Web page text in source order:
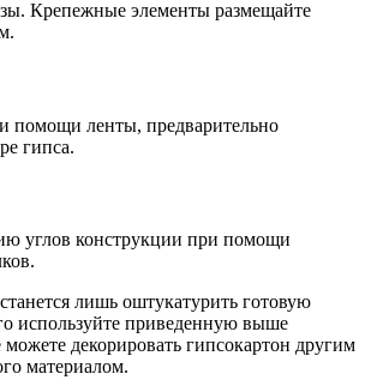
Крепежные элементы размещайте
помощи ленты, предварительно
гипса.
углов конструкции при помощи
лишь оштукатурить готовую
используйте приведенную выше
декорировать гипсокартон другим
материалом.